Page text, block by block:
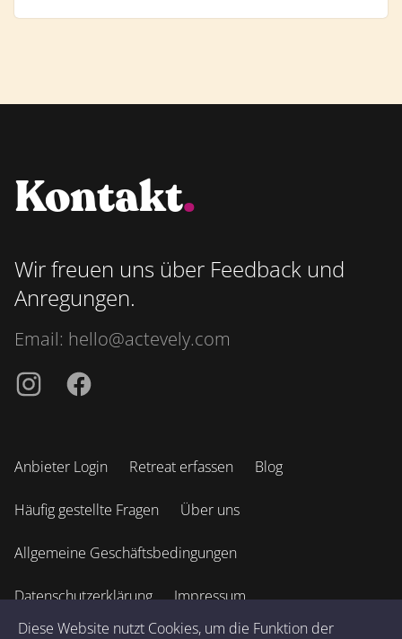
Diese Website nutzt Cookies, um die Funktion der
Kontakt.
Wir freuen uns über Feedback und
Anregungen.
Email: hello@actevely.com
InstagrammFacebook
Anbieter Login Retreat erfassen Blog
Häufig gestellte Fragen Über uns
Allgemeine Geschäftsbedingungen
Datenschutzerklärung Impressum